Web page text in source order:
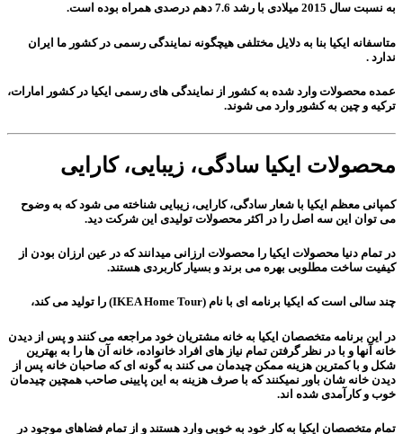
به نسبت سال 2015 میلادی با رشد 7.6 دهم درصدی همراه بوده است.
متاسفانه ایکیا بنا به دلایل مختلفی هیچگونه نمایندگی رسمی در کشور ما ایران
ندارد .
عمده محصولات وارد شده به کشور از نمایندگی های رسمی ایکیا در کشور امارات،
ترکیه و چین به کشور وارد می شوند.
محصولات ایکیا سادگی، زیبایی، کارایی
کمپانی معظم ایکیا با شعار سادگی،کارایی، زیبایی شناخته می شود که به وضوح
می توان این سه اصل را در اکثر محصولات تولیدی این شرکت دید.
در تمام دنیا محصولات ایکیا را محصولات ارزانی میدانند که در عین ارزان بودن از
کیفیت ساخت مطلوبی بهره می برند و بسیارکاربردی هستند.
چند سالی است که ایکیا برنامه ای با نام (IKEA Home Tour) را تولید می کند،
در این برنامه متخصصان ایکیا به خانه مشتریان خود مراجعه می کنند و پس از دیدن
خانه آنها و با در نظر گرفتن تمام نیاز های افراد خانواده، خانه آن ها را به بهترین
شکل و با کمترین هزینه ممکن چیدمان می کنند به گونه ای که صاحبان خانه پس از
دیدن خانه شان باور نمیکنند که با صرف هزینه به این پایینی صاحب همچین چیدمان
خوب و کارآمدی شده اند.
تمام متخصصان ایکیا به کار خود به خوبی وارد هستند و از تمام فضاهای موجود در